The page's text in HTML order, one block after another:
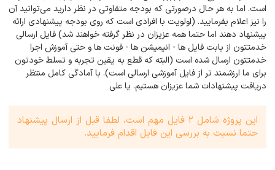
است. اما به هر حال درصورتی که بودجه متفاوتی در نظر دارید می‌توانید آن
را نیز اعلام بفرمایید. (اولویت با افرادی است که روی بودجه پیشنهادی ارائه
پیشنهاد دهند اما حتما همه عزیزان در نظر گرفته خواهند شد) فایل ارسالی
خدمتتون از بابت فایل ها - انیمیشن ها - فونت ها و حتی آموزش اجرا
خدمتتون ارسال شده است (البته که قطع به یقین تجربه و تسلط خودتون
برای ما ارزشمند تر از فایل آموزشی ارسالی است). با آمادگی کامل منتظر
دریافت پیشنهادات شما عزیزان هستیم. یا علی
این پروژه شامل 2 فایل مهم است، لطفا قبل از ارسال پیشنهاد
حتما نسبت به بررسی این فایل اقدام فرمایید.